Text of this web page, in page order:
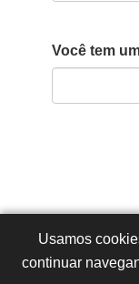
Você tem
- Faculdade
Usamos
continuar